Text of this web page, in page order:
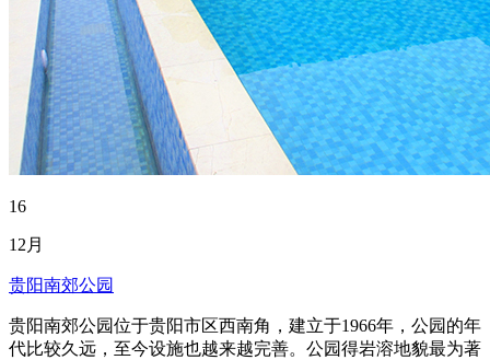
16
12月
贵阳南郊公园
贵阳南郊公园位于贵阳市区西南角，建立于1966年，公园的年
代比较久远，至今设施也越来越完善。公园得岩溶地貌最为著